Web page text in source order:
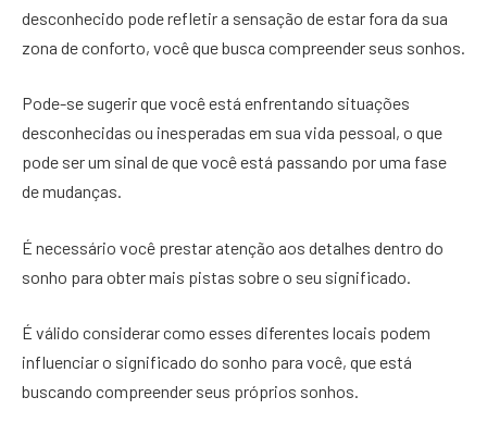
desconhecido pode refletir a sensação de estar fora da sua
zona de conforto, você que busca compreender seus sonhos.
Pode-se sugerir que você está enfrentando situações
desconhecidas ou inesperadas em sua vida pessoal, o que
pode ser um sinal de que você está passando por uma fase
de mudanças.
É necessário você prestar atenção aos detalhes dentro do
sonho para obter mais pistas sobre o seu significado.
É válido considerar como esses diferentes locais podem
influenciar o significado do sonho para você, que está
buscando compreender seus próprios sonhos.